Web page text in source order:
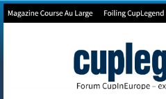
Forum de Cup In Europe